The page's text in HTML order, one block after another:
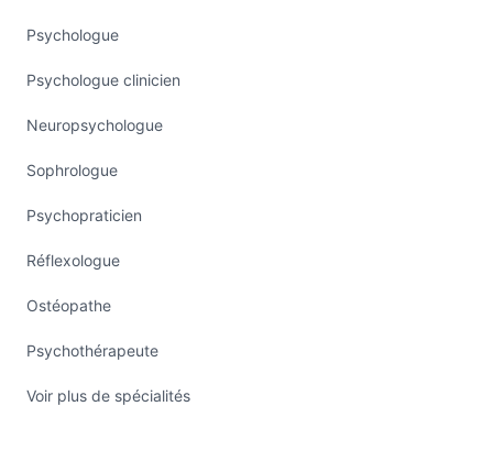
Psychologue
Psychologue clinicien
Neuropsychologue
Sophrologue
Psychopraticien
Réflexologue
Ostéopathe
Psychothérapeute
Voir plus de spécialités